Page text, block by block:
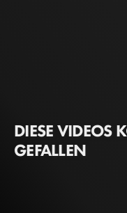
DIESE VIDEOS
GEFALLEN